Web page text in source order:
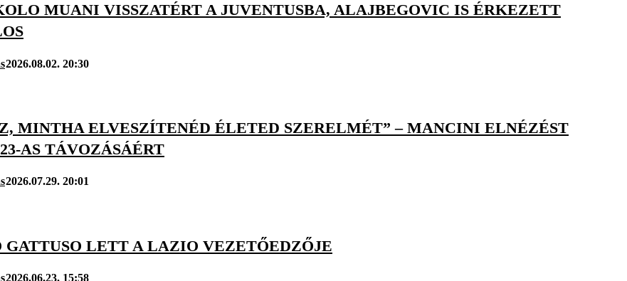
MUANI VISSZATÉRT A JUVENTUSBA, ALAJBEGOVIC IS ÉRKEZETT
2026.08.02. 20:30
MINTHA ELVESZÍTENÉD ÉLETED SZERELMÉT” – MANCINI ELNÉZÉST
AS TÁVOZÁSÁÉRT
2026.07.29. 20:01
GATTUSO LETT A LAZIO VEZETŐEDZŐJE
2026.06.23. 15:58